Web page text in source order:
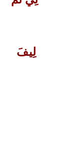
لِيفَ